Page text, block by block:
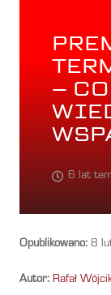
–
6 lat
Opublikowano: 8
Autor: Rafał